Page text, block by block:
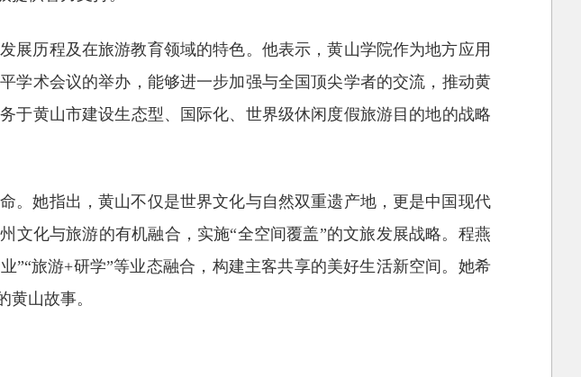
展历程及在旅游教育领域的特色。他表示，黄山学院作为地方应用
学术会议的举办，能够进一步加强与全国顶尖学者的交流，推动黄
于黄山市建设生态型、国际化、世界级休闲度假旅游目的地的战略
。她指出，黄山不仅是世界文化与自然双重遗产地，更是中国现代
文化与旅游的有机融合，实施“全空间覆盖”的文旅发展战略。程燕
”“旅游+研学”等业态融合，构建主客共享的美好生活新空间。她希
山故事。